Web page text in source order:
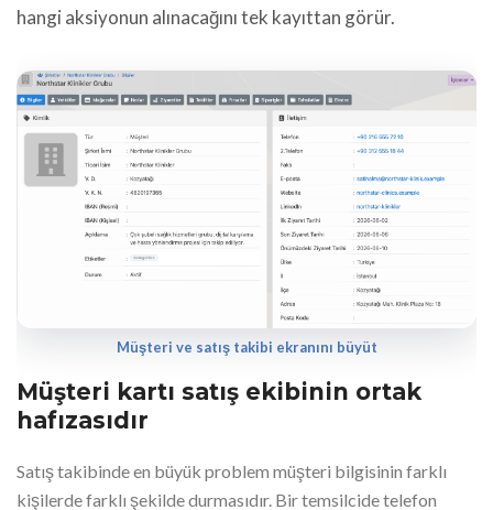
hangi aksiyonun alınacağını tek kayıttan görür.
Müşteri ve satış takibi ekranını büyüt
Müşteri kartı satış ekibinin ortak
hafızasıdır
Satış takibinde en büyük problem müşteri bilgisinin farklı
kişilerde farklı şekilde durmasıdır. Bir temsilcide telefon